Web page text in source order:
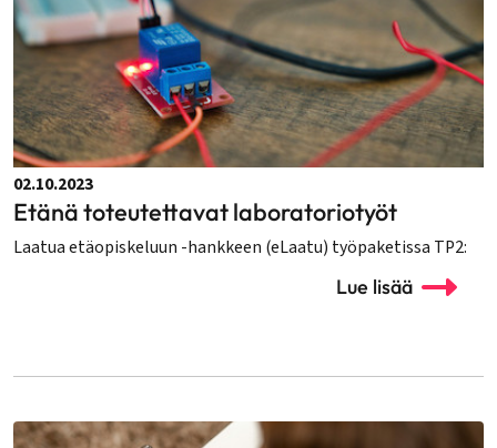
02.10.2023
Etänä toteutettavat laboratoriotyöt
Laatua etäopiskeluun -hankkeen (eLaatu) työpaketissa TP2:
Lue lisää